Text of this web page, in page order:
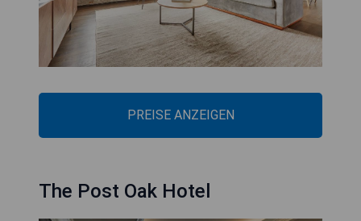
PREISE ANZEIGEN
The Post Oak Hotel